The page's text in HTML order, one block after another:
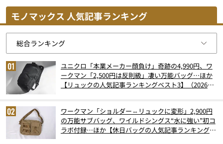
モノマックス 人気記事ランキング
ユニクロ「本業メーカー顔負け」奇跡の4,990円、ワ
ークマン「2,500円は反則級」凄い万能バッグ…ほか
【リュックの人気記事ランキングベスト3】（2026年
ワークマン「ショルダー⇔リュックに変形」2,900円
の万能サブバッグ、ワイルドシングス“水に強い”初コ
ラボ付録…ほか【休日バッグの人気記事ランキングベ